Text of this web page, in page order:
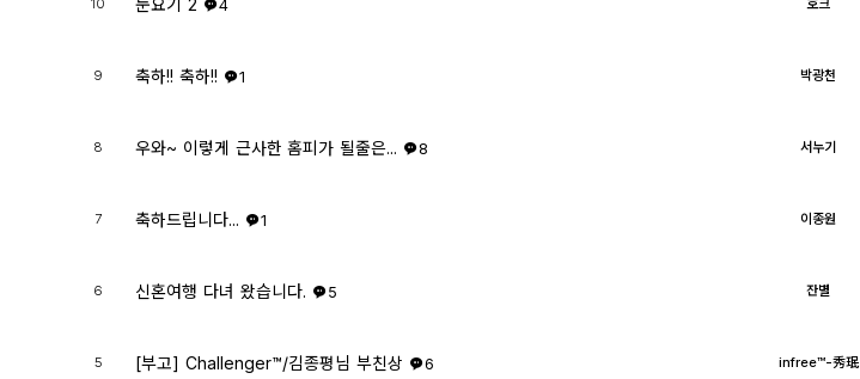
10 눈요기 2 4 호크
9 축하!! 축하!! 1 박광천
8 우와~ 이렇게 근사한 홈피가 될줄은... 8 서누기
7 축하드립니다... 1 이종원
6 신혼여행 다녀 왔습니다. 5 잔별
5 [부고] Challenger™/김종평님 부친상 6 infree™-秀珉